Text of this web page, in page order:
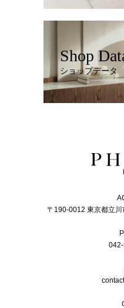
Shop
ショップデータ
〒190-0012 東京都立